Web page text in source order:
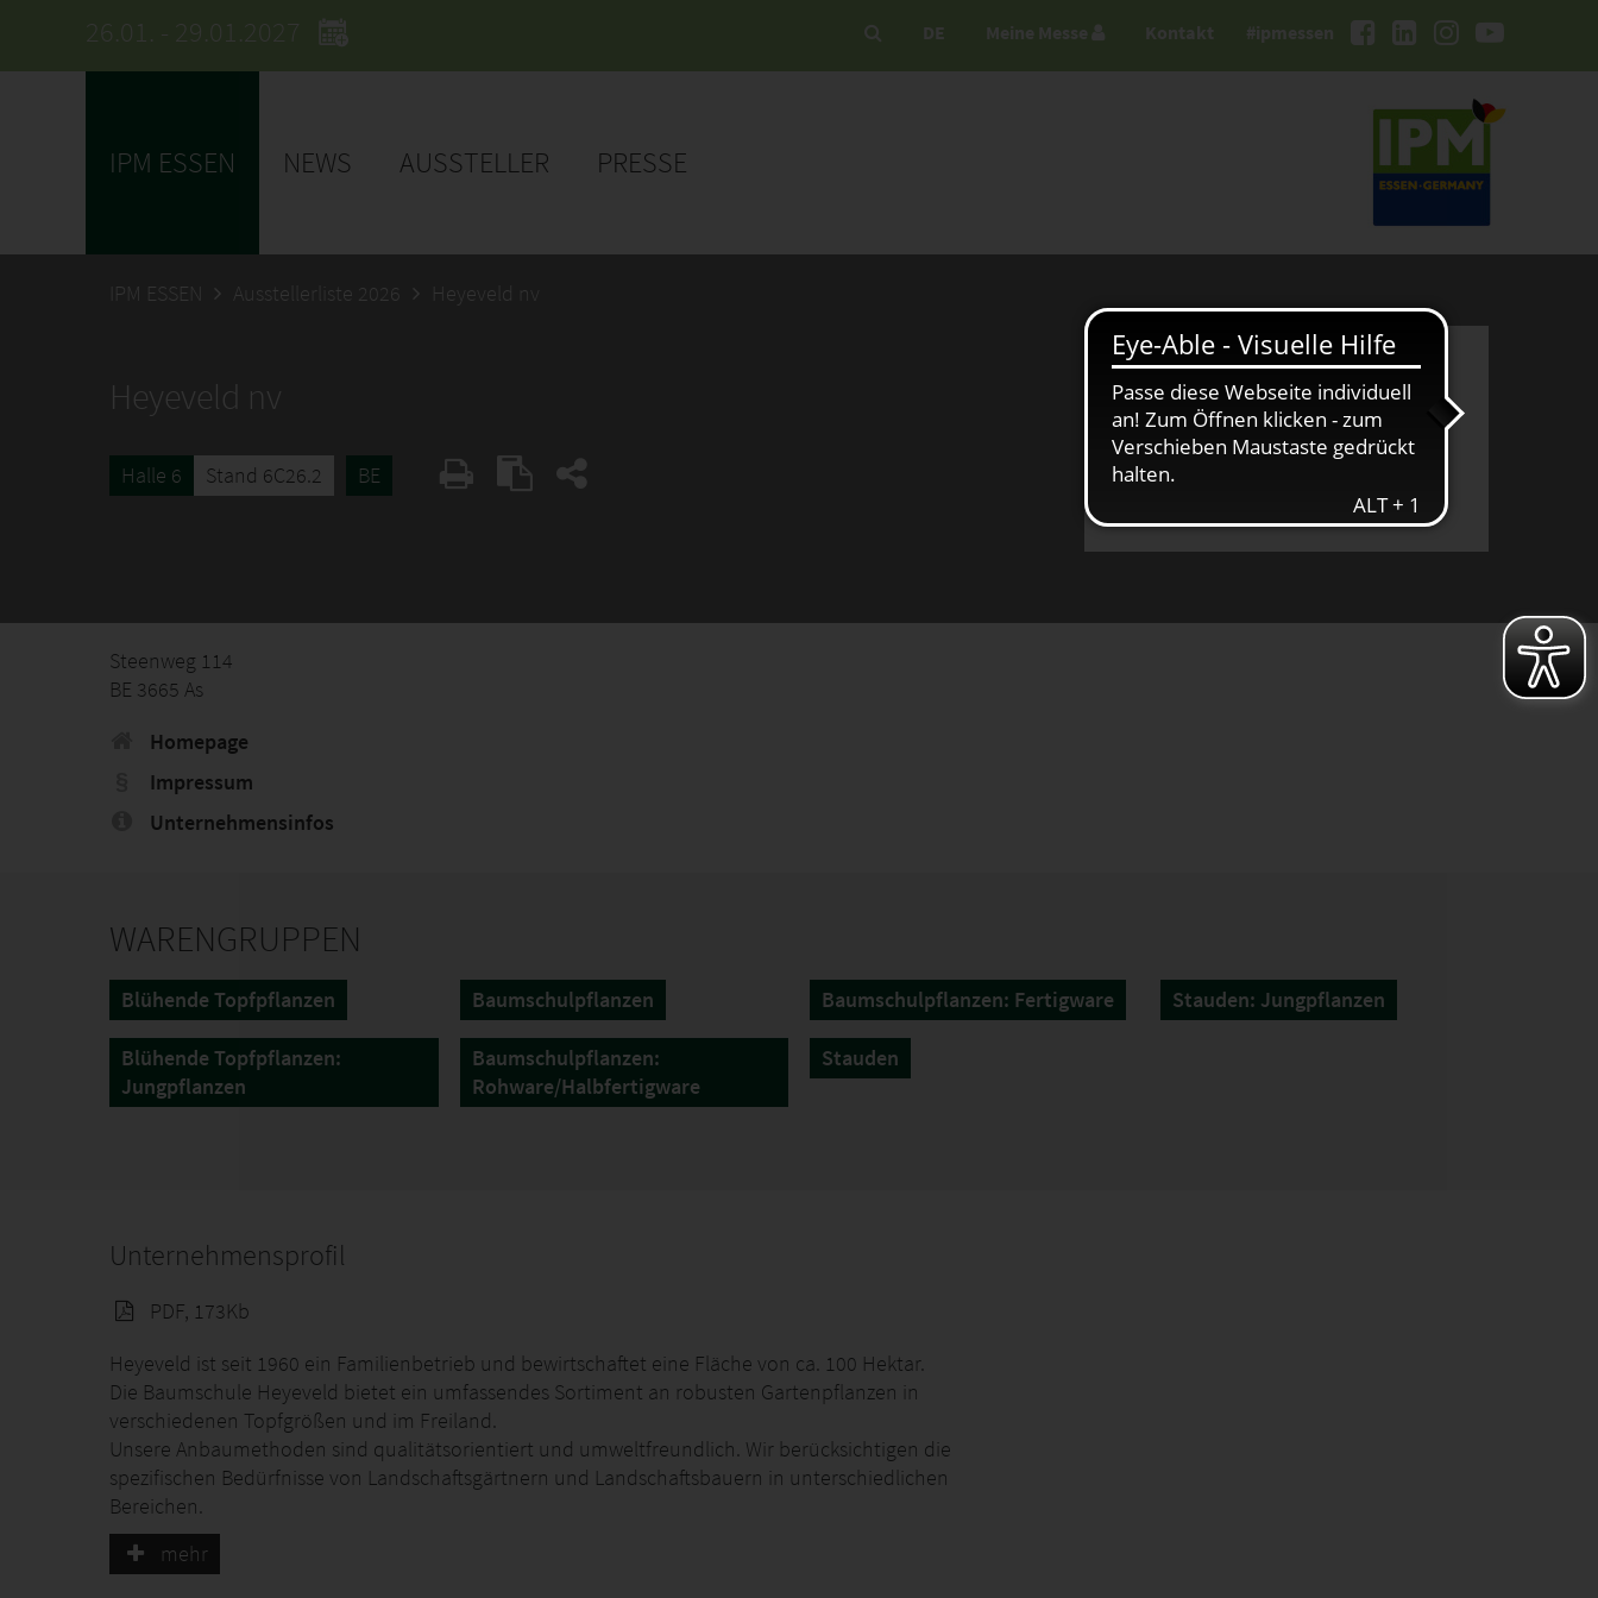
26.01. - 29.01.2027 #ipmessen
DE Meine Messe Kontakt
IPM ESSEN NEWS AUSSTELLER PRESSE
IPM ESSEN Ausstellerliste 2026 Heyeveld nv
Heyeveld nv
Halle 6 Stand 6C26.2 BE
Steenweg 114
BE 3665 As
Homepage
Impressum
Unternehmensinfos
WARENGRUPPEN
Blühende Topfpflanzen
Blühende Topfpflanzen:
Jungpflanzen
Baumschulpflanzen
Baumschulpflanzen:
Rohware/Halbfertigware
Baumschulpflanzen: Fertigware
Stauden
Stauden: Jungpflanzen
Unternehmensprofil
PDF, 173Kb
Heyeveld ist seit 1960 ein Familienbetrieb und bewirtschaftet eine Fläche von ca. 100 Hektar.
Die Baumschule Heyeveld bietet ein umfassendes Sortiment an robusten Gartenpflanzen in
verschiedenen Topfgrößen und im Freiland.
Unsere Anbaumethoden sind qualitätsorientiert und umweltfreundlich. Wir berücksichtigen die
spezifischen Bedürfnisse von Landschaftsgärtnern und Landschaftsbauern in unterschiedlichen
Bereichen.
Unser Sortiment umfasst Hecken- und Zwergkoniferen, verschiedene Sträucher und Gräser.
Wir kultivieren Hecken- und Zwergkoniferen im Freiland auf einer Fläche von ca. 80 Hektar und alle
mehr